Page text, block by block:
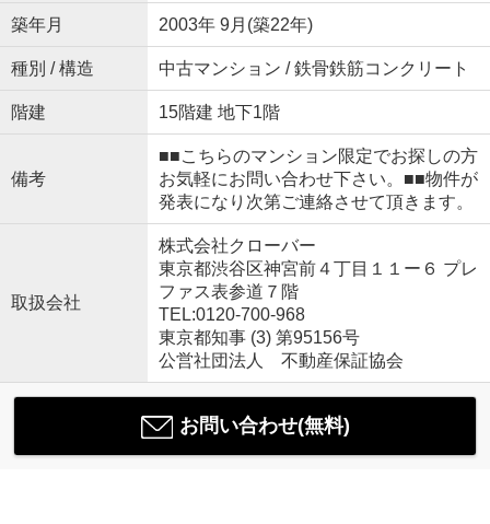
築年月 2003年 9月(築22年)
種別 / 構造 中古マンション / 鉄骨鉄筋コンクリート
階建 15階建 地下1階
備考
■■こちらのマンション限定でお探しの方
お気軽にお問い合わせ下さい。■■物件が
発表になり次第ご連絡させて頂きます。
取扱会社
株式会社クローバー
東京都渋谷区神宮前４丁目１１ー６ プレ
ファス表参道７階
TEL:0120-700-968
東京都知事 (3) 第95156号
公営社団法人 不動産保証協会
お問い合わせ(無料)